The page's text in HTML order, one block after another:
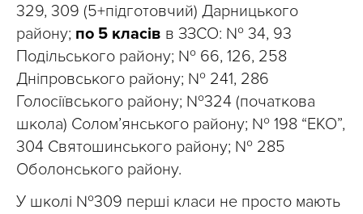
329, 309 (5+підготовчий) Дарницького
району; по 5 класів в ЗЗСО: № 34, 93
Подільського району; № 66, 126, 258
Дніпровського району; № 241, 286
Голосіївського району; №324 (початкова
школа) Солом’янського району; № 198 “ЕКО”,
304 Святошинського району; № 285
Оболонського району.
У школі №309 перші класи не просто мають